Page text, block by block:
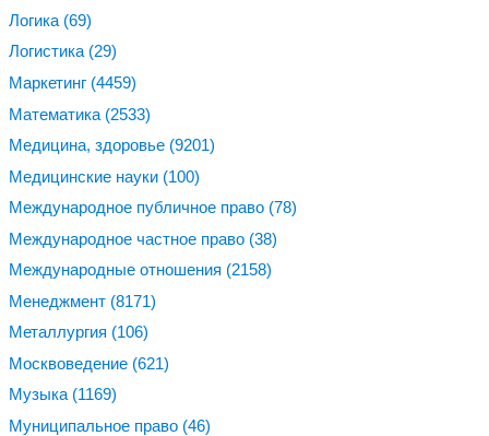
Логика (69)
Логистика (29)
Маркетинг (4459)
Математика (2533)
Медицина, здоровье (9201)
Медицинские науки (100)
Международное публичное право (78)
Международное частное право (38)
Международные отношения (2158)
Менеджмент (8171)
Металлургия (106)
Москвоведение (621)
Музыка (1169)
Муниципальное право (46)